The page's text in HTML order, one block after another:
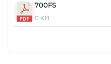
700FS
0 KB